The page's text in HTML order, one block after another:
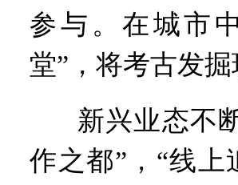
参与。在城市
堂”，将考古发
新兴业态不
作之都”，“线上